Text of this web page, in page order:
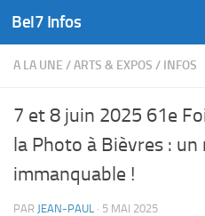
Skip to content
Bel7 Infos
A LA UNE /ARTS & EXPOS / INFOS
7 et 8 juin 2025 61e
la Photo à Bièvres :
immanquable !
PAR JEAN-PAUL · 5 MAI 2025